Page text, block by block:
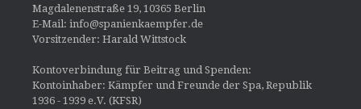
Magdalenenstraße 19, 10365 Berlin
E-Mail: info@spanienkaempfer.de
Vorsitzender: Harald Wittstock
Kontoverbindung für Beitrag und Spenden:
Kontoinhaber: Kämpfer und Freunde der Spa, Republik
1936 - 1939 e.V. (KFSR)